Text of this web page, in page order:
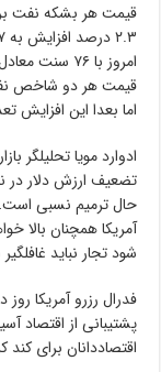
قیمت هر دو شاخص
اما بعدا این افزایش
ادوارد مویا تحلیلگر
تضعیف ارزش دلار در
حال ترمیم نسبی
آمریکا همچنان بالا
شود تجار نباید
فدرال رزرو آمریکا
پشتیبانی از اقتصاد
اقتصاددانان برای